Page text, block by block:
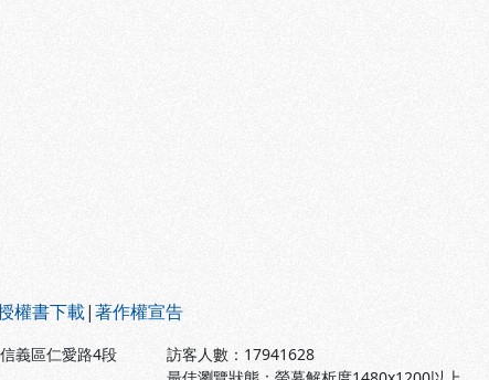
權書下載|著作權宣告
義區仁愛路4段
訪客人數： 17941628